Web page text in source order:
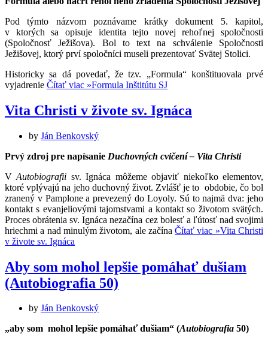
Pod týmto názvom poznávame krátky dokument 5. kapitol,
v ktorých sa opisuje identita tejto novej rehoľnej spoločnosti
(Spoločnosť Ježišova). Bol to text na schválenie Spoločnosti
Ježišovej, ktorý prví spoločníci museli prezentovať Svätej Stolici.
Historicky sa dá povedať, že tzv. „Formula“ konštituovala prvé
vyjadrenie Čítať viac »Formula Inštitútu SJ
Vita Christi v živote sv. Ignáca
by Ján Benkovský
Prvý zdroj pre napísanie Duchovných cvičení – Vita Christi
VAutobiografii sv. Ignáca môžeme objaviť niekoľko elementov,
ktoré vplývajú na jeho duchovný život. Zvlášť je to obdobie, čo bol
zranený v Pamplone a prevezený do Loyoly. Sú to najmä dva: jeho
kontakt s evanjeliovými tajomstvami a kontakt so životom svätých.
Proces obrátenia sv. Ignáca nezačína cez bolesť a ľútosť nad svojimi
hriechmi a nad minulým životom, ale začínaČítať viac »Vita Christi
v živote sv. Ignáca
Aby som mohol lepšie pomáhať dušiam
(Autobiografia 50)
by Ján Benkovský
„aby som mohol lepšie pomáhať dušiam“ (Autobiografia 50)